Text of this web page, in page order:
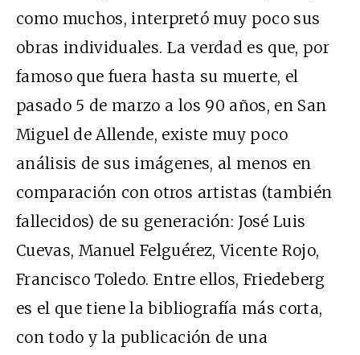
como muchos, interpretó muy poco sus
obras individuales. La verdad es que, por
famoso que fuera hasta su muerte, el
pasado 5 de marzo a los 90 años, en San
Miguel de Allende, existe muy poco
análisis de sus imágenes, al menos en
comparación con otros artistas (también
fallecidos) de su generación: José Luis
Cuevas, Manuel Felguérez, Vicente Rojo,
Francisco Toledo. Entre ellos, Friedeberg
es el que tiene la bibliografía más corta,
con todo y la publicación de una